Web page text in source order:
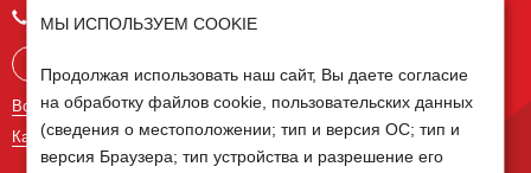
+375 29 238 97 34
Все контакты
Карта сайта
МЫ ИСПОЛЬЗУЕМ COOKIE
Продолжая использовать наш сайт, Вы даете согласие
на обработку файлов cookie, пользовательских данных
(сведения о местоположении; тип и версия ОС; тип и
версия Браузера; тип устройства и разрешение его